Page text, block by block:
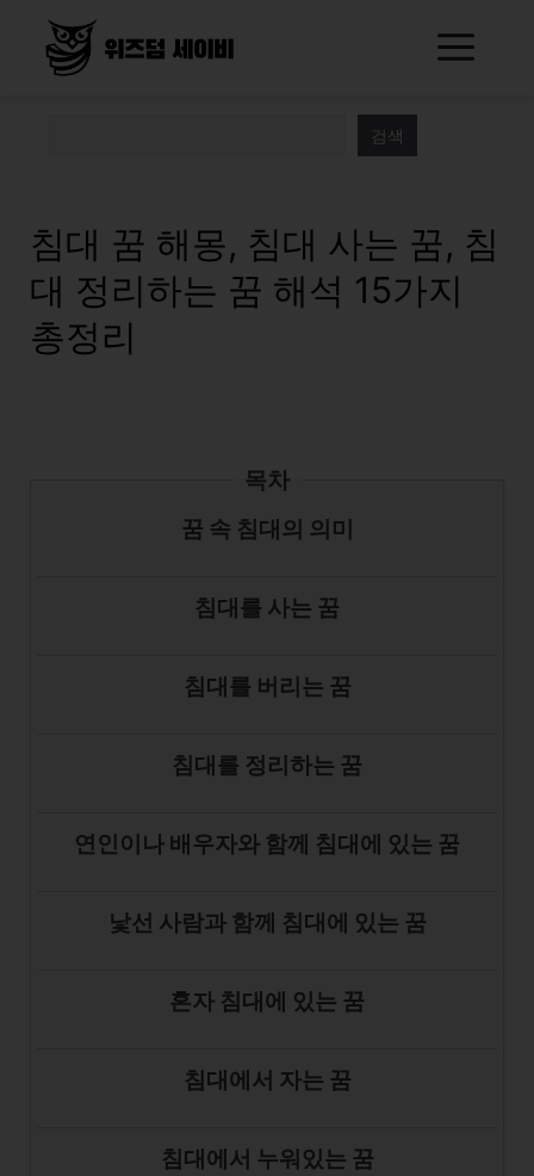
검색
침대 꿈 해몽, 침대 사는 꿈, 침
대 정리하는 꿈 해석 15가지
총정리
목차
꿈 속 침대의 의미
침대를 사는 꿈
침대를 버리는 꿈
침대를 정리하는 꿈
연인이나 배우자와 함께 침대에 있는 꿈
낯선 사람과 함께 침대에 있는 꿈
혼자 침대에 있는 꿈
침대에서 자는 꿈
침대에서 누워있는 꿈